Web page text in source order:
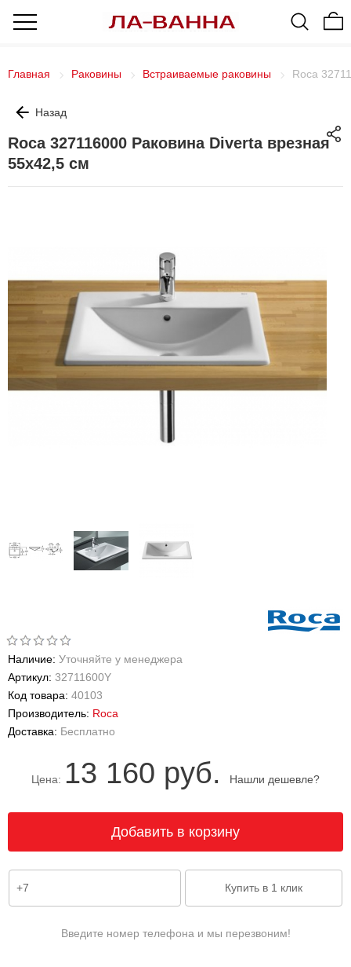
Главная Раковины Встраиваемые раковины Roca
Назад
Roca 327116000 Раковина Diverta врезная
55x42,5 см
Наличие: Уточняйте у менеджера
Артикул: 32711600Y
Код товара: 40103
Производитель: Roca
Доставка: Бесплатно
Цена: 13 160 руб. Нашли дешевле?
Введите номер телефона и мы перезвоним!